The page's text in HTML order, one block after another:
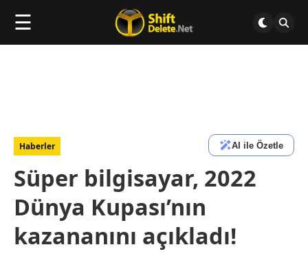
☰
Haberler AI ile Özetle
Süper bilgisayar, 2022
Dünya Kupası’nın
kazananını açıkladı!